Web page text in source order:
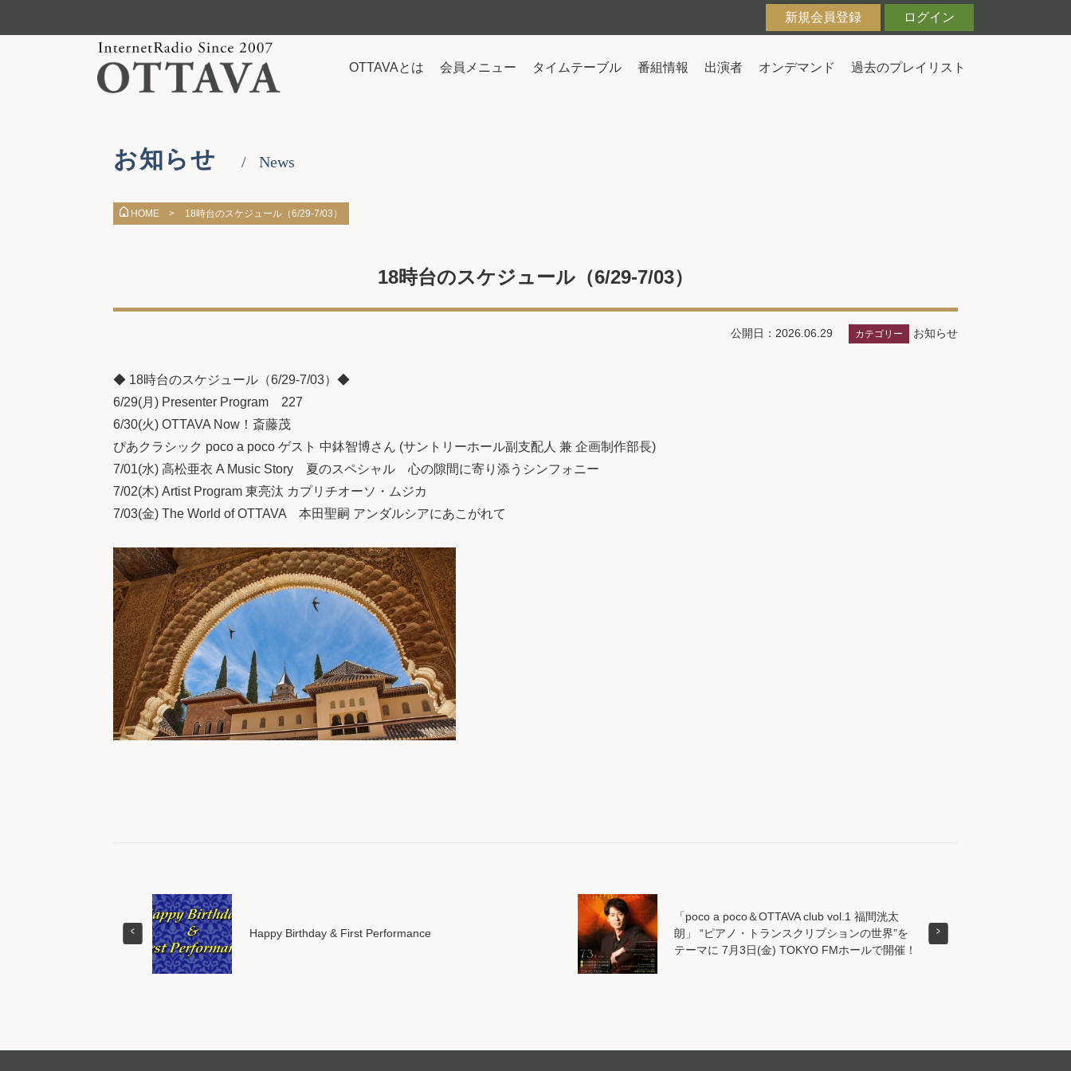
新規会員登録 ログイン
OTTAVAとは 会員メニュー タイムテーブル 番組情報 出演者 オンデマンド 過去のプレイリスト
お知らせ News
HOME > 18時台のスケジュール（6/29-7/03）
18時台のスケジュール（6/29-7/03）
公開日：2026.06.29 カテゴリー お知らせ
◆ 18時台のスケジュール（6/29-7/03）◆
6/29(月) Presenter Program 227
6/30(火) OTTAVA Now！斎藤茂
ぴあクラシック poco a poco ゲスト 中鉢智博さん (サントリーホール副支配人 兼 企画制作部長)
7/01(水) 高松亜衣 A Music Story 夏のスペシャル 心の隙間に寄り添うシンフォニー
7/02(木) Artist Program 東亮汰 カプリチオーソ・ムジカ
7/03(金) The World of OTTAVA 本田聖嗣 アンダルシアにあこがれて
Happy Birthday & First Performance
「poco a poco＆OTTAVA club vol.1 福間洸太
朗」 “ピアノ・トランスクリプションの世界”を
テーマに 7月3日(金) TOKYO FMホールで開催！